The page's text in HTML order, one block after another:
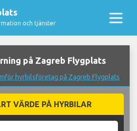
och tjänster
på Zagreb Flygplats
hyrbilsföretag på Zagreb Flygplats
VÄRDE PÅ HYRBILAR